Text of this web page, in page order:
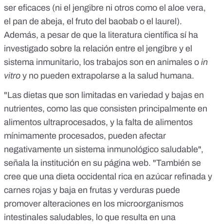
ser eficaces (ni el jengibre ni otros como el aloe vera,
el pan de abeja, el fruto del baobab o el laurel ).
Además, a pesar de que la literatura científica sí ha
investigado sobre la relación entre el jengibre y el
sistema inmunitario, los trabajos son en animales o in
vitro y no pueden extrapolarse a la salud humana.
"Las dietas que son limitadas en variedad y bajas en
nutrientes, como las que consisten principalmente en
alimentos ultraprocesados, y la falta de alimentos
mínimamente procesados, pueden afectar
negativamente un sistema inmunológico saludable",
señala la institución en su página web. "También se
cree que una dieta occidental rica en azúcar refinada y
carnes rojas y baja en frutas y verduras puede
promover alteraciones en los microorganismos
intestinales saludables, lo que resulta en una